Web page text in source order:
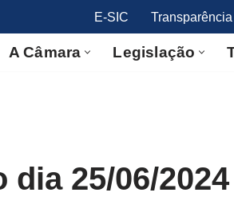
E-SIC Transparência
A Câmara Legislação
25/06/2024